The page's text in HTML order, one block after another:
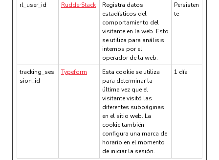
rl_user_id RudderStack
Registra datos
estadísticos del
comportamiento del
visitante en la web. Esto
se utiliza para análisis
internos por el
operador de la web.
Persisten
te
tracking_ses
sion_id
Typeform
Esta cookie se utiliza
para determinar la
última vez que el
visitante visitó las
diferentes subpáginas
en el sitio web. La
cookie también
configura una marca de
horario en el momento
de iniciar la sesión.
1 día